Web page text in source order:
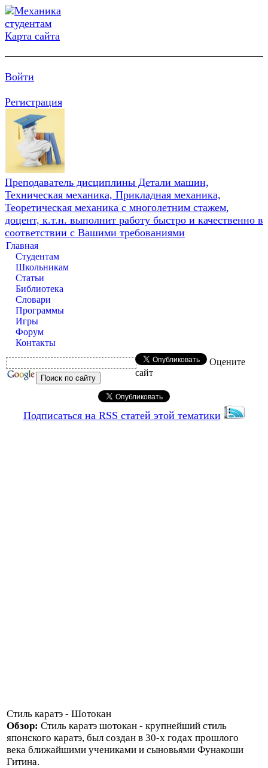
Карта сайта
Войти
Регистрация
Преподаватель дисциплины Детали машин,
Техническая механика, Прикладная механика,
Теоретическая механика с многолетним стажем,
доцент, к.т.н. выполнит работу быстро и качественно в
соответствии с Вашими требованиями
Главная
Студентам
Школьникам
Статьи
Библиотека
Словари
Программы
Игры
Форум
Контакты
Оцените
сайт
Подписаться на RSS статей этой тематики
Стиль каратэ - Шотокан
Обзор: Стиль каратэ шотокан - крупнейший стиль
японского каратэ, был создан в 30-х годах прошлого
века ближайшими учениками и сыновьями Фунакоши
Гитина.